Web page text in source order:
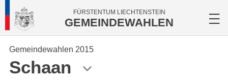
FÜRSTENTUM LIECHTENSTEIN
GEMEINDEWAHLEN
Gemeindewahlen 2015
Schaan